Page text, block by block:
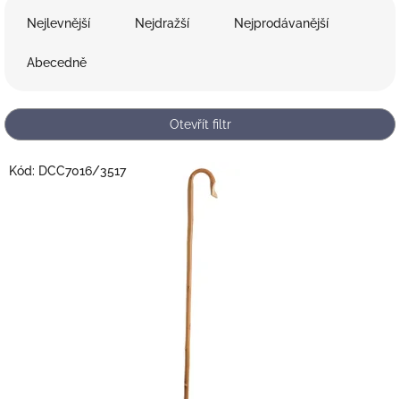
p
r
d
Nejlevnější Nejdražší Nejprodávanější
Abecedně
Otevřít filtr
V
Kód: DCC7016/3517